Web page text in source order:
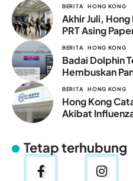
BERITA HONG KONG
Akhir Juli,
PRT Asing
BERITA HONG KONG
Badai Dolphin
Hembuskan
BERITA HONG KONG
Hong Kong
Akibat
Tetap terhubung